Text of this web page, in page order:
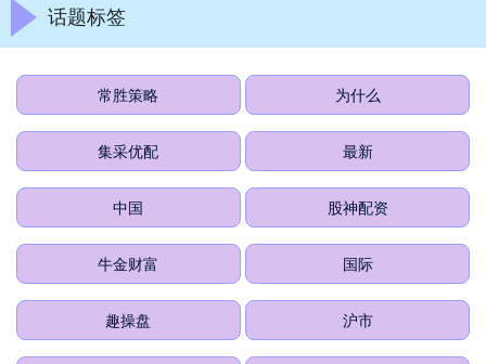
话题标签
常胜策略 为什么
集采优配 最新
中国 股神配资
牛金财富 国际
趣操盘 沪市